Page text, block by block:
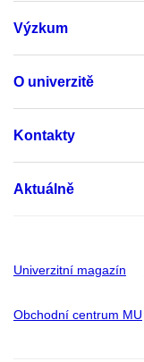
Výzkum
O univerzitě
Kontakty
Aktuálně
Univerzitní magazín
Obchodní centrum MU